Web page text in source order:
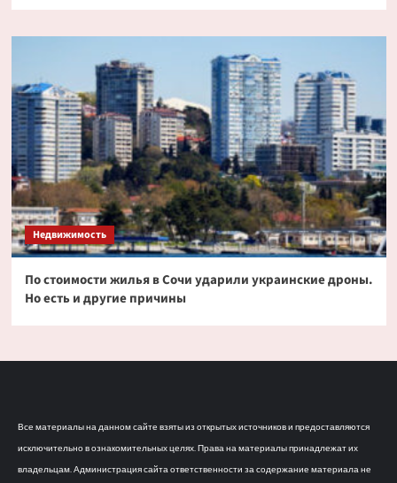
Недвижимость
По стоимости жилья в Сочи ударили украинские дроны.
Но есть и другие причины
Все материалы на данном сайте взяты из открытых источников и предоставляются
исключительно в ознакомительных целях. Права на материалы принадлежат их
владельцам. Администрация сайта ответственности за содержание материала не